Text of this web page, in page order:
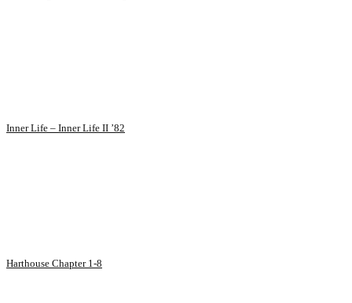
Inner Life – Inner Life II ’82
Harthouse Chapter 1-8